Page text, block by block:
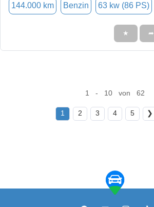
144.000 km Benzin 63 kw (86 PS)
★ ➦
1 - 10 von 62
1 2 3 4 5 ❯